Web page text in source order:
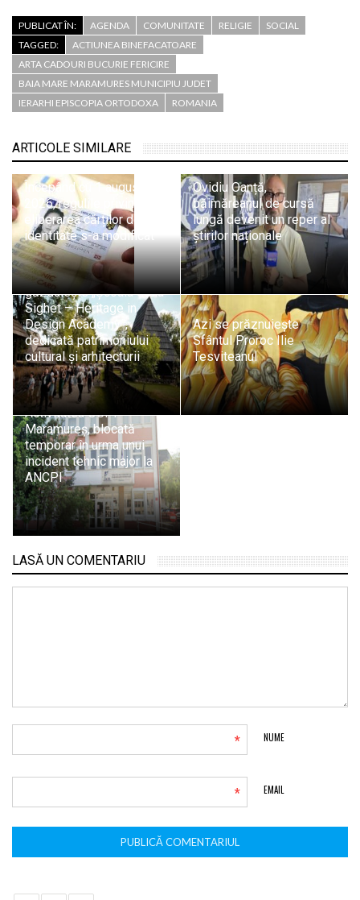
PUBLICAT ÎN: AGENDA COMUNITATE RELIGIE
SOCIAL
TAGGED:
ACTIUNEA BINEFACATOARE
ARTA CADOURI BUCURIE FERICIRE
BAIA MARE MARAMURES MUNICIPIU JUDET
IERARHI EPISCOPIA ORTODOXA
ROMANIA
ARTICOLE SIMILARE
Începând cu 1 august
2026, regulile privind
eliberarea cărților de
identitate s-a modificat
Ovidiu Oanță,
băimăreanul de cursă
lungă devenit un reper al
știrilor naționale
Sighetu Marmației
găzduiește „Școala de la
Sighet – Heritage in
Design Academy”,
dedicată patrimoniului
cultural și arhitecturii
Azi se prăznuiește
Sfântul Proroc Ilie
Tesviteanul
Activitatea OCPI
Maramureș, blocată
temporar în urma unui
incident tehnic major la
ANCPI
LASĂ UN COMENTARIU
NUME
*
EMAIL
*